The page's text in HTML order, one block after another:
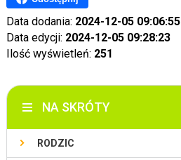
Data dodania: 2024-12-05 09:06:55
Data edycji: 2024-12-05 09:28:23
Ilość wyświetleń: 251
NA SKRÓTY
RODZIC